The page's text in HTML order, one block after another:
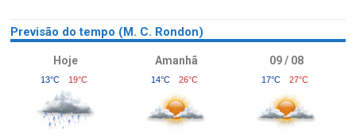
Previsão do tempo (M. C. Rondon)
Hoje
13°C 19°C
Amanhã
14°C 26°C
09 / 08
17°C 27°C